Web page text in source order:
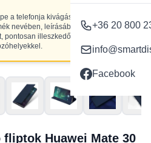
+36 20 800
Facebook
a telefonja kivágásaival, NE
nevében, leírásában szereplő
pontosan illeszkedő
Huawei Mate 30